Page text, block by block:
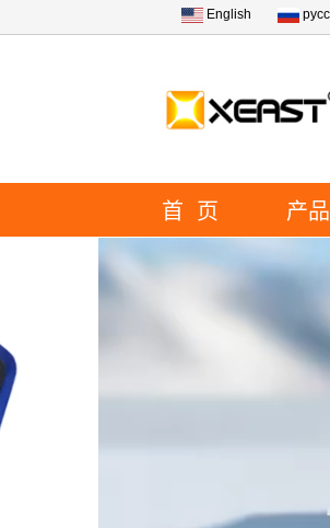
English
首 页 产